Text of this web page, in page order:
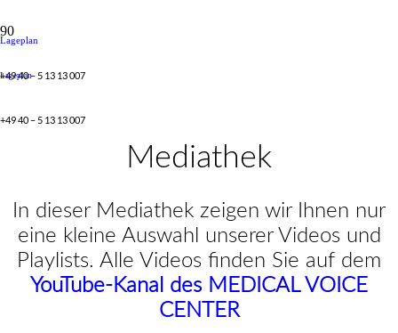
Lageplan
+49 40 – 5 13 13 007
Lageplan
+49 40 – 5 13 13 007
Mediathek
In dieser Mediathek zeigen wir Ihnen nur
eine kleine Auswahl unserer Videos und
Playlists. Alle Videos finden Sie auf dem
YouTube-Kanal des MEDICAL VOICE
CENTER